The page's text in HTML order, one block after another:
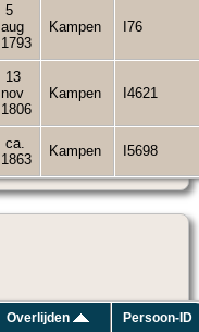
5
aug
1793
Kampen I76
13
nov
1806
Kampen I4621
ca.
1863
Kampen I5698
Overlijden Persoon-ID